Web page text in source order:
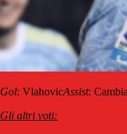
Gol: VlahovicAssist:
Gli altri voti: